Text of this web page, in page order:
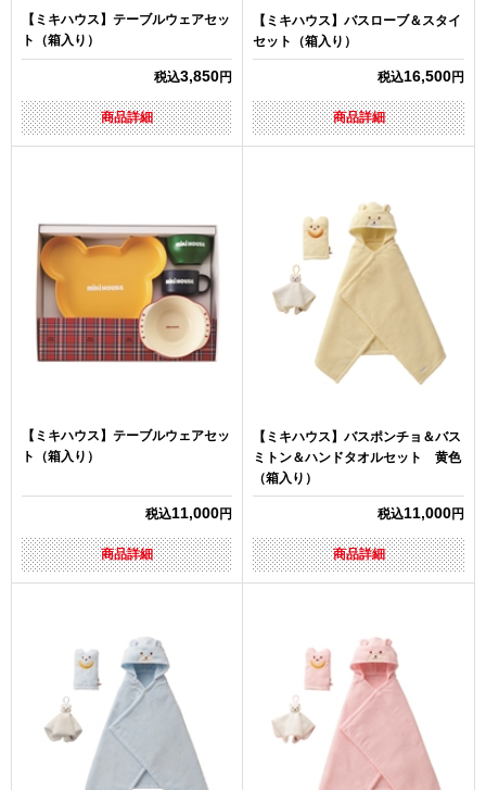
【ミキハウス】テーブルウェアセッ
ト（箱入り）
税込3,850円
商品詳細
【ミキハウス】バスローブ＆スタイ
セット（箱入り）
税込16,500円
商品詳細
【ミキハウス】テーブルウェアセッ
ト（箱入り）
税込11,000円
商品詳細
【ミキハウス】バスポンチョ＆バス
ミトン＆ハンドタオルセット 黄色
（箱入り）
税込11,000円
商品詳細